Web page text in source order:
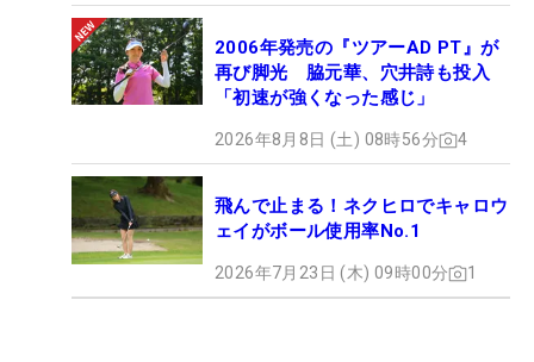
2006年発売の『ツアーAD PT』が
再び脚光 脇元華、穴井詩も投入
「初速が強くなった感じ」
2026年8月8日 (土) 08時56分 4
飛んで止まる！ネクヒロでキャロウ
ェイがボール使用率No.1
2026年7月23日 (木) 09時00分 1